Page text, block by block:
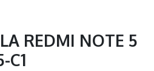
REDMI NOTE 5
C1